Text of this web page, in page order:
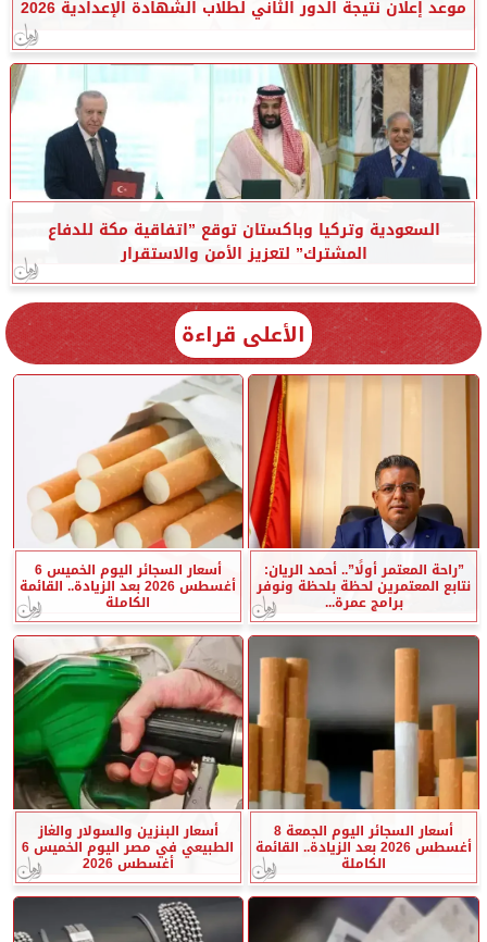
موعد إعلان نتيجة الدور الثاني لطلاب الشهادة الإعدادية 2026
السعودية وتركيا وباكستان توقع ”اتفاقية مكة للدفاع
المشترك” لتعزيز الأمن والاستقرار
الأعلى قراءة
”راحة المعتمر أولًا”.. أحمد الريان:
نتابع المعتمرين لحظة بلحظة ونوفر
برامج عمرة...
أسعار السجائر اليوم الخميس 6
أغسطس 2026 بعد الزيادة.. القائمة
الكاملة
أسعار السجائر اليوم الجمعة 8
أغسطس 2026 بعد الزيادة.. القائمة
الكاملة
أسعار البنزين والسولار والغاز
الطبيعي في مصر اليوم الخميس 6
أغسطس 2026